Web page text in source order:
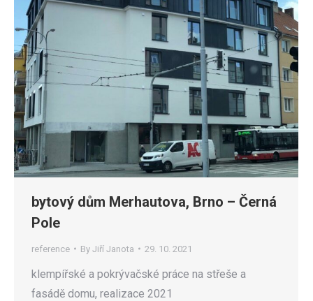
bytový dům Merhautova, Brno – Černá
Pole
reference By Jiří Janota 29. 10. 2021
klempířské a pokrývačské práce na střeše a
fasádě domu, realizace 2021